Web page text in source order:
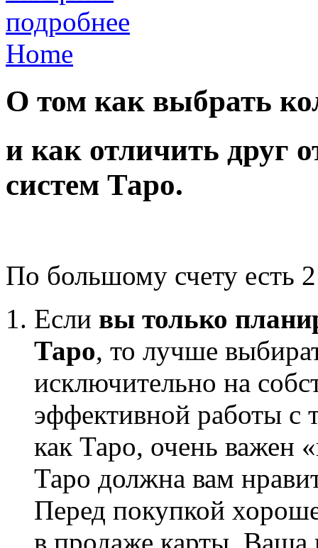
подробнее
Home
О том как выбрать
и как отличить друг
систем Таро.
По большому счету есть
Если вы только
Таро, то лучше
исключительно на
эффективной работы с
как Таро, очень важен
Таро должна вам
Перед покупкой